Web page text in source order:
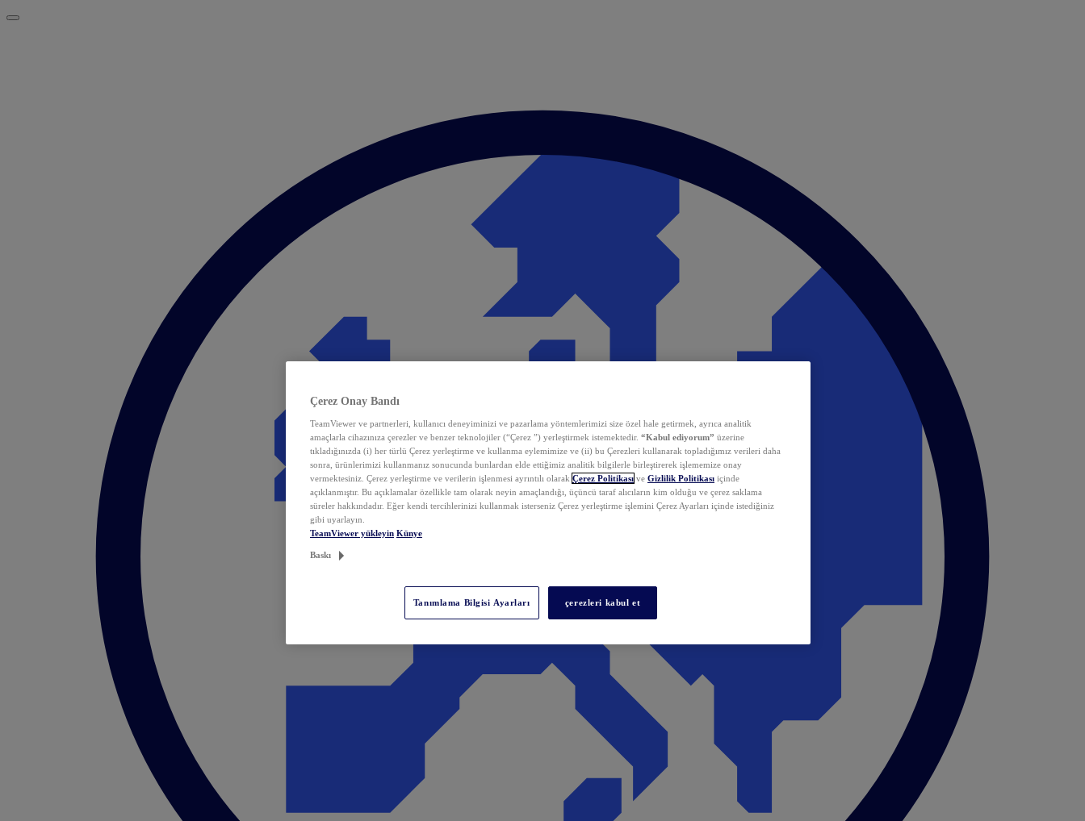
Çerez Onay Bandı
TeamViewer ve partnerleri, kullanıcı deneyiminizi ve pazarlama yöntemlerimizi size özel hale getirmek, ayrıca analitik
amaçlarla cihazınıza çerezler ve benzer teknolojiler (“Çerez ”) yerleştirmek istemektedir. “Kabul ediyorum” üzerine
tıkladığınızda (i) her türlü Çerez yerleştirme ve kullanma eylemimize ve (ii) bu Çerezleri kullanarak topladığımız verileri daha
sonra, ürünlerimizi kullanmanız sonucunda bunlardan elde ettiğimiz analitik bilgilerle birleştirerek işlememize onay
vermektesiniz. Çerez yerleştirme ve verilerin işlenmesi ayrıntılı olarak Çerez Politikası ve Gizlilik Politikası içinde
açıklanmıştır. Bu açıklamalar özellikle tam olarak neyin amaçlandığı, üçüncü taraf alıcıların kim olduğu ve çerez saklama
süreler hakkındadır. Eğer kendi tercihlerinizi kullanmak isterseniz Çerez yerleştirme işlemini Çerez Ayarları içinde istediğiniz
gibi uyarlayın.
TeamViewer yükleyin Künye
Baskı
Tanımlama Bilgisi Ayarları çerezleri kabul et